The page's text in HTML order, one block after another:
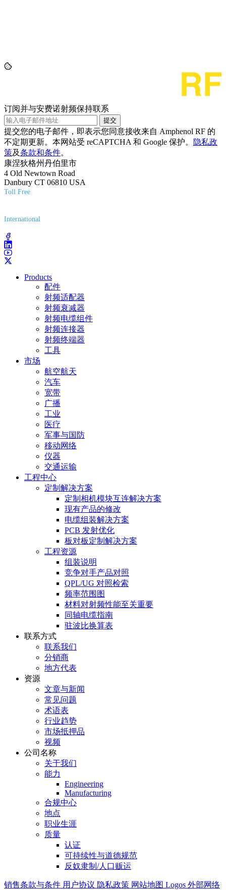
订阅并与安费诺射频保持联系
提交
提交您的电子邮件，即表示您同意接收来自 Amphenol RF 的
不定期更新。本网站受 reCAPTCHA 和 Google 保护。
隐私政
策及条款和条件。
康涅狄格州丹伯里市
4 Old Newtown Road
Danbury CT 06810 USA
Toll Free
International
Products
配件
射频适配器
射频衰减器
射频电缆组件
射频连接器
射频终端器
工具
市场
航空航天
汽车
宽带
广播
工业
医疗
军事与国防
移动网络
仪器
交通运输
工程中心
定制解决方案
定制相机模块互连解决方案
现有产品的修改
电缆组装解决方案
PCB 发射优化
板对板定制解决方案
工程资源
组装说明
竞争对手产品对照
QPL/UG 对照检索
频率范围图
材料对射频性能至关重要
同轴电缆指南
驻波比换算表
联系方式
联系我们
分销商
地方代表
资源
文章与新闻
常见问题
术语表
行业趋势
市场抵押品
视频
公司名称
关于我们
能力
Engineering
Manufacturing
合规中心
地点
职业生涯
质量
认证
可持续性与道德规范
反奴隶制/人口贩运
销售条款与条件 用户协议 隐私政策 网站地图 Logos 外部网络